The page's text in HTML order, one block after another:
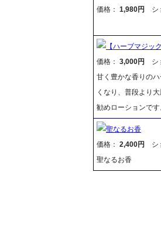
価格： 1,980円 シ
【ハーブマジッ
価格： 3,000円
シ
甘く豊かな香りの
くなり、普段より
勧めローションで
聖なるお香
価格： 2,400円
シ
聖なるお香